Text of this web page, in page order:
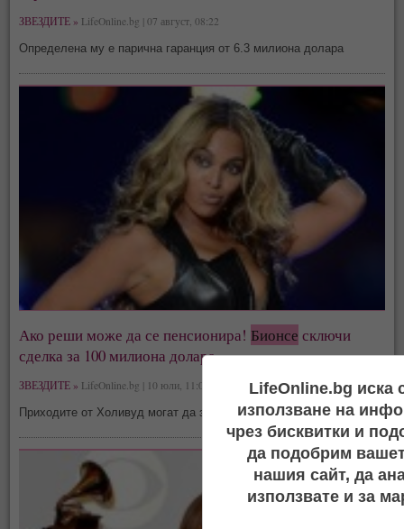
ЗВЕЗДИТЕ » LifeOnline.bg | 07 август, 08:22
Определена му е парична гаранция от 6.3 милиона долара
Ако реши може да се пенсионира! Бионсе сключи
сделка за 100 милиона долара
ЗВЕЗДИТЕ » LifeOnline.bg | 10 юли, 11:04
Приходите от Холивуд могат да заместят турнетата и концертите
LifeOnline.bg иска
използване на
чрез бисквитки и
да подобрим
нашия сайт, да
използвате и за